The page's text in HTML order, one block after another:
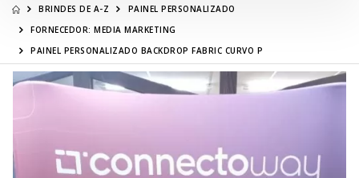
BRINDES DE A-Z
PAINEL PERSONALIZADO
FORNECEDOR: MEDIA MARKETING
PAINEL PERSONALIZADO BACKDROP FABRIC CURVO P